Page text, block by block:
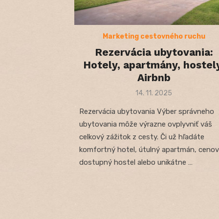
Marketing cestovného ruchu
Rezervácia ubytovania:
Hotely, apartmány,
Airbnb
Posted
14. 11. 2025
Rezervácia ubytovania Výber správneho
ubytovania môže výrazne ovplyvniť váš
celkový zážitok z cesty. Či už hľadáte
komfortný hotel, útulný apartmán,
dostupný hostel alebo unikátne …